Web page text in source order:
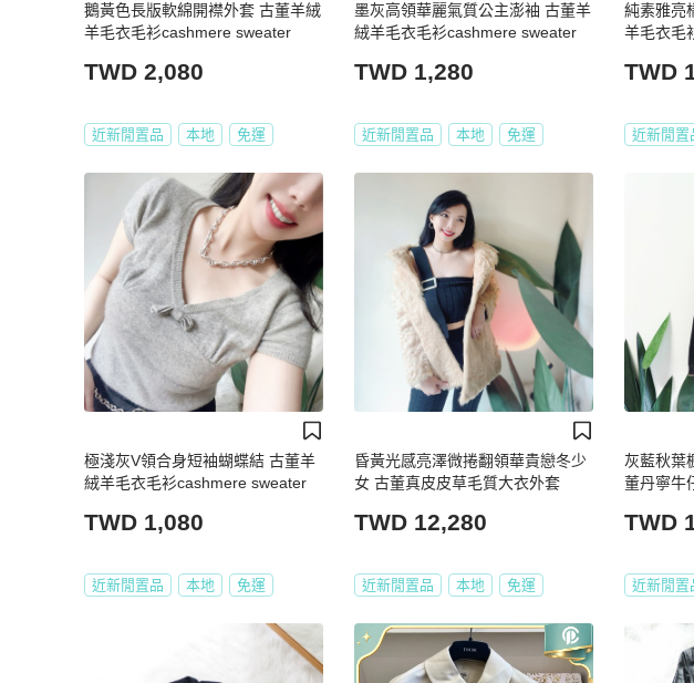
鵝黃色長版軟綿開襟外套 古董羊絨
羊毛衣毛衫cashmere sweater
TWD 2,080
近新閒置品 本地 免運
墨灰高領華麗氣質公主澎袖 古董羊
絨羊毛衣毛衫cashmere sweater
TWD 1,280
近新閒置品 本地 免運
純素雅亮
羊毛衣毛
TWD
近新閒置
極淺灰V領合身短袖蝴蝶結 古董羊
絨羊毛衣毛衫cashmere sweater
TWD 1,080
近新閒置品 本地 免運
昏黃光感亮澤微捲翻領華貴戀冬少
女 古董真皮皮草毛質大衣外套
TWD 12,280
近新閒置品 本地 免運
灰藍秋葉
董丹寧牛
TWD
近新閒置